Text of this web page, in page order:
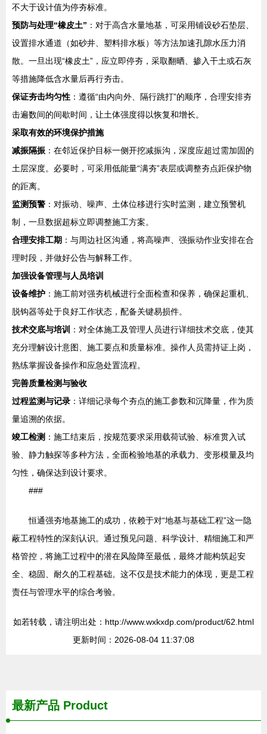
不大于设计值为停夯标准。
预防与处理“橡皮土” ：对于高含水量地基，可采用铺设砂石垫层、
设置排水通道（如砂井、塑料排水板）等方法加速孔隙水压力消
散。一旦出现“橡皮土”，应立即停夯，采取翻晒、掺入干土或石灰
等措施降低含水量后再行夯击。
保证夯击均匀性 ：遵循“由内向外、隔行跳打”的顺序，合理安排夯
击遍数间的间歇时间，让土体强度得以恢复和增长。
采取有效的环境保护措施
减振隔振 ：在邻近保护目标一侧开挖减振沟，深度应超过需加固的
土层深度。必要时，可采用低能量“满夯”表层或调整夯点距保护物
的距离。
监测预警 ：对振动、噪声、土体位移进行实时监测，建立预警机
制，一旦数据超标立即调整施工方案。
合理安排工期 ：与周边社区沟通，将高噪声、强振动作业安排在合
理时段，并做好公告与解释工作。
加强设备管理与人员培训
设备维护 ：施工前对强夯机械进行全面检查和保养，确保起重机、
脱钩器等处于良好工作状态，配备关键易损件。
技术交底与培训
：对全体施工及管理人员进行详细技术交底，使其
充分理解设计意图、施工要点和质量标准。操作人员需持证上岗，
熟练掌握设备操作和应急处置流程。
完善质量检测与验收
过程监测与记录 ：详细记录每个夯点的施工参数和沉降量，作为质
量追溯的依据。
竣工检测 ：施工结束后，按规范要求采用载荷试验、标准贯入试
验、静力触探等多种方法，全面检验地基的承载力、变形模量及均
匀性，确保达到设计要求。
###
恒通强夯地基施工的成功，依赖于对“地基与基础工程”这一隐
蔽工程特性的深刻认识。通过预见问题、科学设计、精细施工和严
格管控，将施工过程中的潜在风险降至最低，最终才能构筑起安
全、稳固、耐久的工程基础。这不仅是技术能力的体现，更是工程
责任与管理水平的综合考验。
如若转载，请注明出处：http://www.wxkxdp.com/product/62.html
更新时间：2026-08-04 11:37:08
最新产品 Product